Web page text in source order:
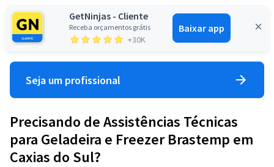
GetNinjas - Cliente
Receba orçamentos grátis
+30K
Baixar app
Entrar
Seja um profissional
Precisando de Assistências Técnicas
para Geladeira e Freezer Brastemp em
Caxias do Sul?